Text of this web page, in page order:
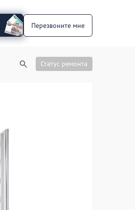
Перезвоните мне
Статус ремонта